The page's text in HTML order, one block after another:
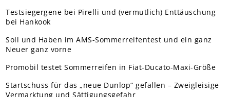
Testsiegergene bei Pirelli und (vermutlich) Enttäuschung
bei Hankook
Soll und Haben im AMS-Sommerreifentest und ein ganz
Neuer ganz vorne
Promobil testet Sommerreifen in Fiat-Ducato-Maxi-Größe
Startschuss für das „neue Dunlop“ gefallen – Zweigleisige
Vermarktung und Sättigungsgefahr